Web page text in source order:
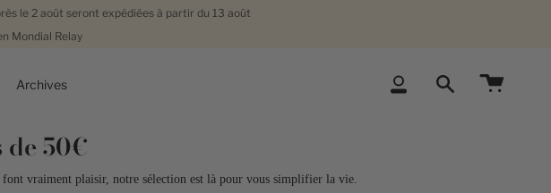
le 2 août seront expédiées à partir du 13 août
Mondial Relay
Archives Compte Recherche
de 50€
font vraiment plaisir, notre sélection est là pour vous simplifier la vie.